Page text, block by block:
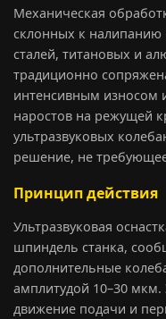
Механическая
склонных к
сталей, титановых и
традиционно
интенсивным износом
наростов на режущей
ультразвуковых
решение, не
Принцип действия
Ультразвуковая
шпиндель станка,
дополнительные
амплитудой 10–30
движение подачи и